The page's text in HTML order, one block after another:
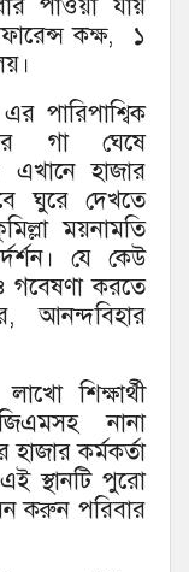
পাওয়া যায়
কক্ষ, ১
পারিপাশ্বিক
গা ঘেষে
এখানে হাজার
ঘুরে দেখতে
ময়নামতি
যে কেউ
গবেষণা করতে
আনন্দবিহার
শিক্ষার্থী
নানা
কর্মকর্তা
স্থানটি পুরো
করুন পরিবার